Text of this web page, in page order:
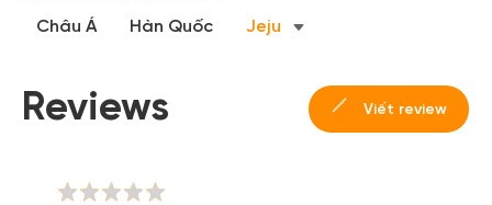
Châu Á Hàn Quốc Jeju
Reviews Viết review